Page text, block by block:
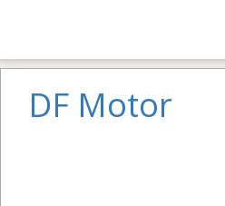
DF Motor